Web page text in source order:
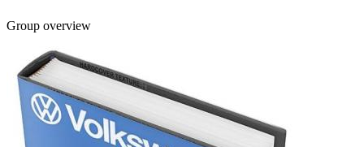
Group overview